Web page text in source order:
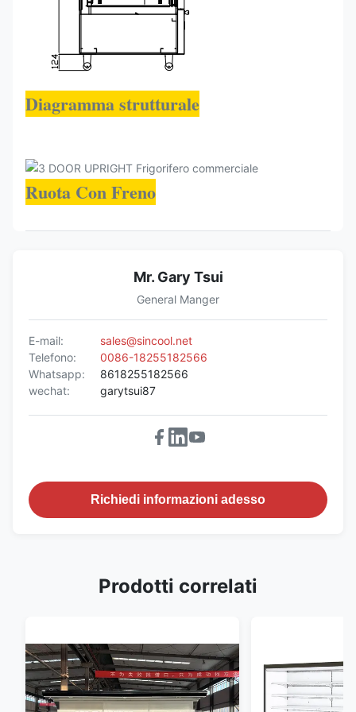
Diagramma strutturale
Ruota Con Freno
Mr. Gary Tsui
General Manger
E-mail:
sales@sincool.net
Telefono:
0086-18255182566
Whatsapp:
8618255182566
wechat:
garytsui87
Richiedi informazioni adesso
Prodotti correlati